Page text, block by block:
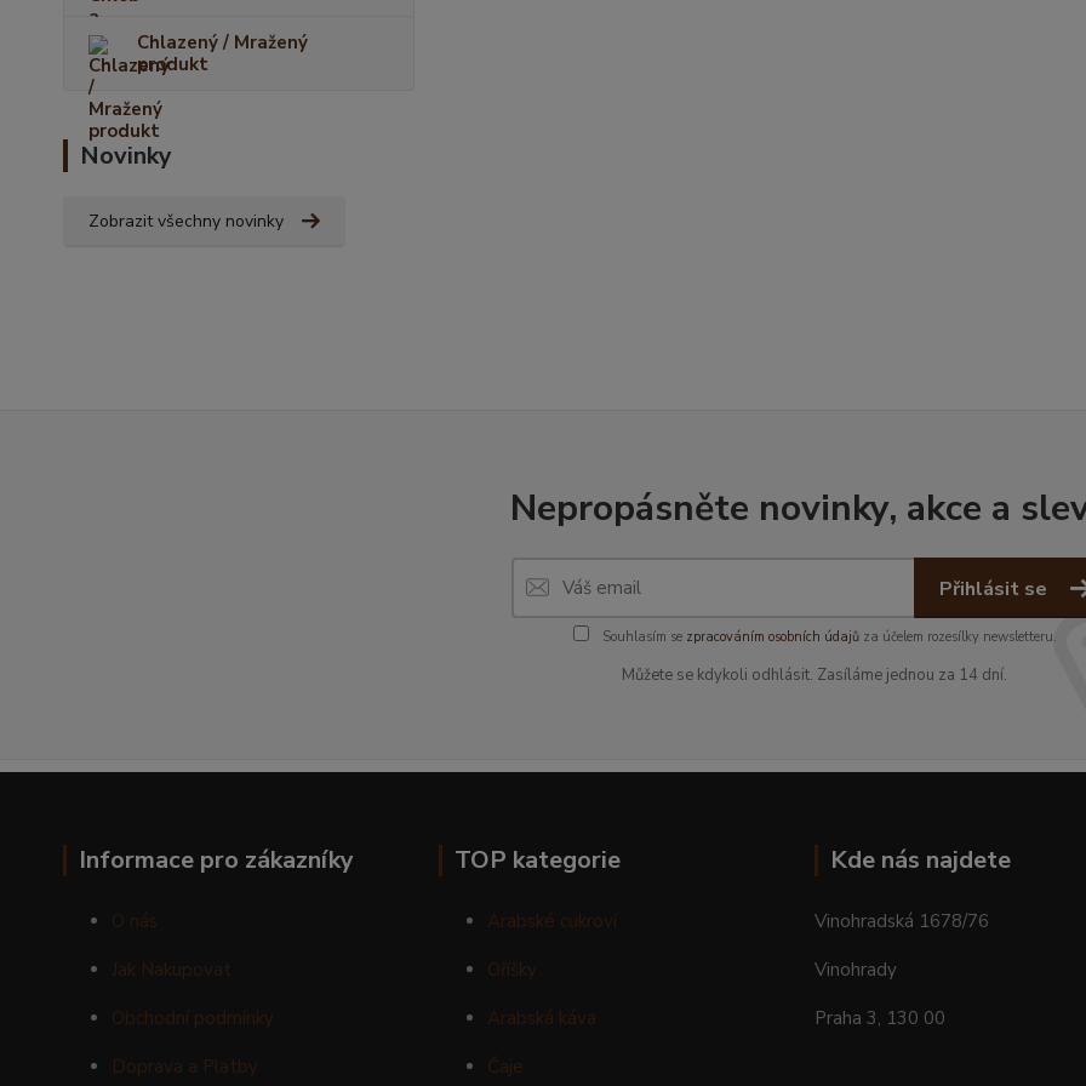
Chlazený / Mražený
produkt
Novinky
Zobrazit všechny novinky
Nepropásněte novinky, akce a
Přihlásit se
Souhlasím se zpracováním osobních údajůza účelem rozesílky newsletteru.
Můžete se kdykoli odhlásit. Zasíláme jednou za 14 dní.
Informace pro zákazníky
O nás
Jak Nakupovat
Obchodní podmínky
Doprava a Platby
TOP kategorie
Arabské cukroví
Oříšky
Arabská káva
Čaje
Kde nás najdete
Vinohradská 1678/76
Vinohrady
Praha 3, 130 00